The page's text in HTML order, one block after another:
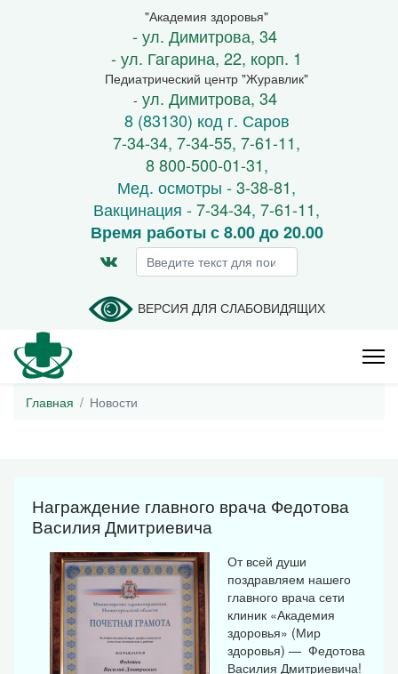
"Академия здоровья"
- ул. Димитрова, 34
- ул. Гагарина, 22, корп. 1
Педиатрический центр "Журавлик"
- ул. Димитрова, 34
8 (83130) код г. Саров
7-34-34,7-34-55,7-61-11,
8 800-500-01-31,
Мед. осмотры -3-38-81,
Вакцинация -7-34-34,7-61-11,
Время работы с 8.00 до 20.00
ВЕРСИЯ ДЛЯ СЛАБОВИДЯЩИХ
Главная Новости
Награждение главного врача Федотова
Василия Дмитриевича
От всей души
поздравляем нашего
главного врача сети
клиник «Академия
здоровья» (Мир
здоровья) — Федотова
Василия Дмитриевича!